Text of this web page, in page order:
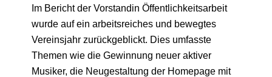
Im Bericht der Vorstandin Öffentlichkeitsarbeit
wurde auf ein arbeitsreiches und bewegtes
Vereinsjahr zurückgeblickt. Dies umfasste
Themen wie die Gewinnung neuer aktiver
Musiker, die Neugestaltung der Homepage mit